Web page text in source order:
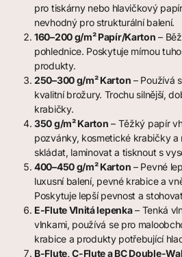
pro tiskárny nebo hlavičkový
nevhodný pro strukturální balení.
160–200 g/m² Papír/Karton –
pohlednice. Poskytuje mírnou
produkty.
250–300 g/m² Karton – Používá
kvalitní brožury. Trochu silnější,
krabičky.
350 g/m² Karton – Těžký papír
pozvánky, kosmetické krabičky
skládat, laminovat a tisknout s
400–450 g/m² Karton – Pevné
luxusní balení, pevné krabice a
Poskytuje lepší pevnost a
E-Flute Vlnitá lepenka– Tenká
vlnkami, používá se pro
krabice a produkty potřebující
B-Flute, C-Flute a BC Double-